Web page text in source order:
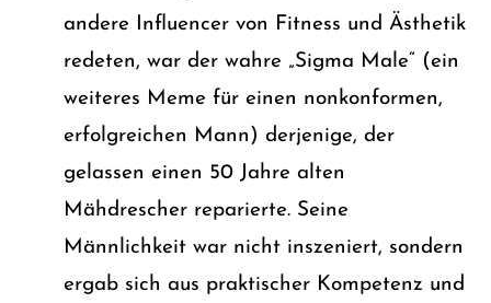
andere Influencer von Fitness und Ästhetik
redeten, war der wahre „Sigma Male“ (ein
weiteres Meme für einen nonkonformen,
erfolgreichen Mann) derjenige, der
gelassen einen 50 Jahre alten
Mähdrescher reparierte. Seine
Männlichkeit war nicht inszeniert, sondern
ergab sich aus praktischer Kompetenz und